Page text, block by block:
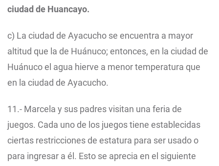
ciudad de Huancayo.
c) La ciudad de Ayacucho se encuentra a mayor
altitud que la de Huánuco; entonces, en la ciudad de
Huánuco el agua hierve a menor temperatura que
en la ciudad de Ayacucho.
11.- Marcela y sus padres visitan una feria de
juegos. Cada uno de los juegos tiene establecidas
ciertas restricciones de estatura para ser usado o
para ingresar a él. Esto se aprecia en el siguiente